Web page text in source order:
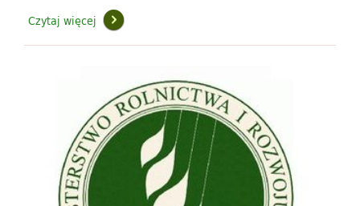
Czytaj więcej